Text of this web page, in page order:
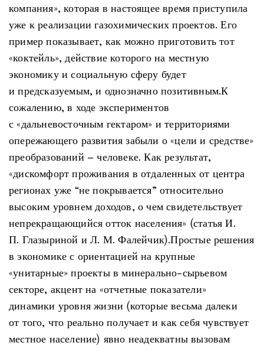
компания», которая в настоящее время приступила
уже к реализации газохимических проектов. Его
пример показывает, как можно приготовить тот
«коктейль», действие которого на местную
экономику и социальную сферу будет
и предсказуемым, и однозначно позитивным.К
сожалению, в ходе экспериментов
с «дальневосточным гектаром» и территориями
опережающего развития забыли о «цели и средстве»
преобразований – человеке. Как результат,
«дискомфорт проживания в отдаленных от центра
регионах уже “не покрывается” относительно
высоким уровнем доходов, о чем свидетельствует
непрекращающийся отток населения» (статья И.
П. Глазыриной и Л. М. Фалейчик).Простые решения
в экономике с ориентацией на крупные
«унитарные» проекты в минерально-сырьевом
секторе, акцент на «отчетные показатели»
динамики уровня жизни (которые весьма далеки
от того, что реально получает и как себя чувствует
местное население) явно неадекватны вызовам